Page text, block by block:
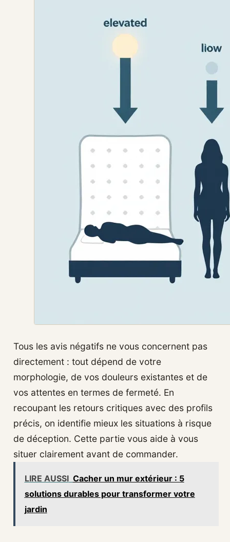
Tous les avis négatifs ne vous concernent pas
directement : tout dépend de votre
morphologie, de vos douleurs existantes et de
vos attentes en termes de fermeté. En
recoupant les retours critiques avec des profils
précis, on identifie mieux les situations à risque
de déception. Cette partie vous aide à vous
situer clairement avant de commander.
LIRE AUSSI Cacher un mur extérieur : 5
solutions durables pour transformer votre
jardin